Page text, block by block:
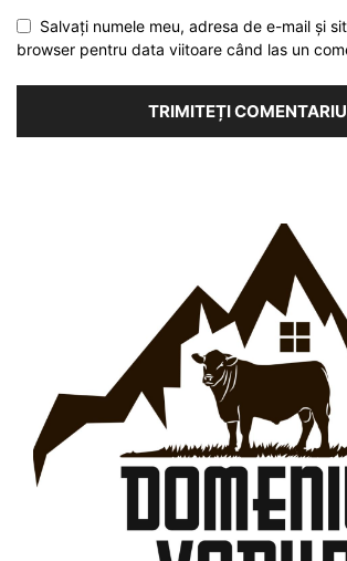
Salvați numele meu, adresa de e-mail și
browser pentru data viitoare când las un